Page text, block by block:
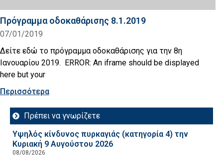
Πρόγραμμα οδοκαθάρισης 8.1.2019
07/01/2019
Δείτε εδώ το πρόγραμμα οδοκαθάρισης για την 8η
Ιανουαρίου 2019. ERROR: An iframe should be displayed
here but your
Περισσότερα
Πρέπει να γνωρίζετε
Υψηλός κίνδυνος πυρκαγιάς (κατηγορία 4) την
Κυριακή 9 Αυγούστου 2026
08/08/2026